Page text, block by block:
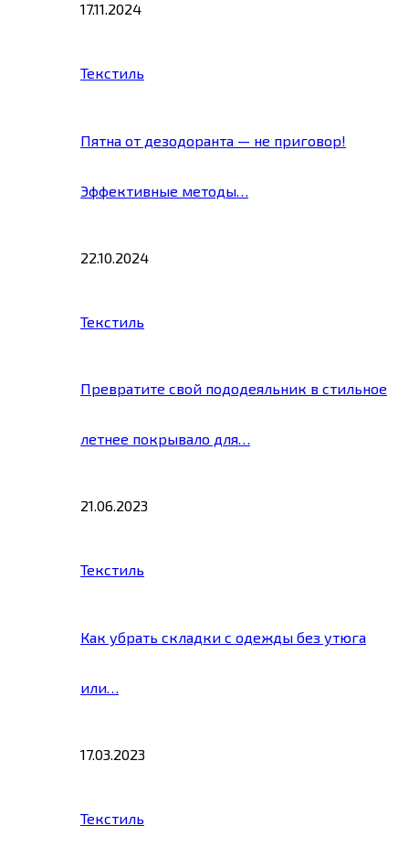
17.11.2024
Текстиль
Пятна от дезодоранта — не приговор!
Эффективные методы…
22.10.2024
Текстиль
Превратите свой пододеяльник в стильное
летнее покрывало для…
21.06.2023
Текстиль
Как убрать складки с одежды без утюга
или…
17.03.2023
Текстиль